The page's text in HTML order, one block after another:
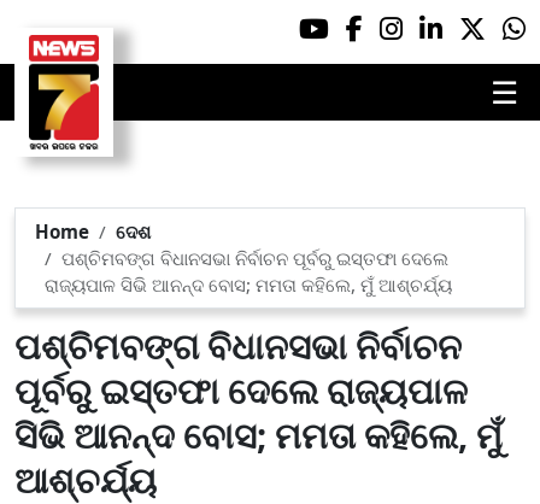
☰
Home
ଦେଶ
ପଶ୍ଚିମବଙ୍ଗ ବିଧାନସଭା ନିର୍ବାଚନ ପୂର୍ବରୁ ଇସ୍ତଫା ଦେଲେ
ରାଜ୍ୟପାଳ ସିଭି ଆନନ୍ଦ ବୋସ; ମମତା କହିଲେ, ମୁଁ ଆଶ୍ଚର୍ଯ୍ୟ
ପଶ୍ଚିମବଙ୍ଗ ବିଧାନସଭା ନିର୍ବାଚନ
ପୂର୍ବରୁ ଇସ୍ତଫା ଦେଲେ ରାଜ୍ୟପାଳ
ସିଭି ଆନନ୍ଦ ବୋସ; ମମତା କହିଲେ, ମୁଁ
ଆଶ୍ଚର୍ଯ୍ୟ